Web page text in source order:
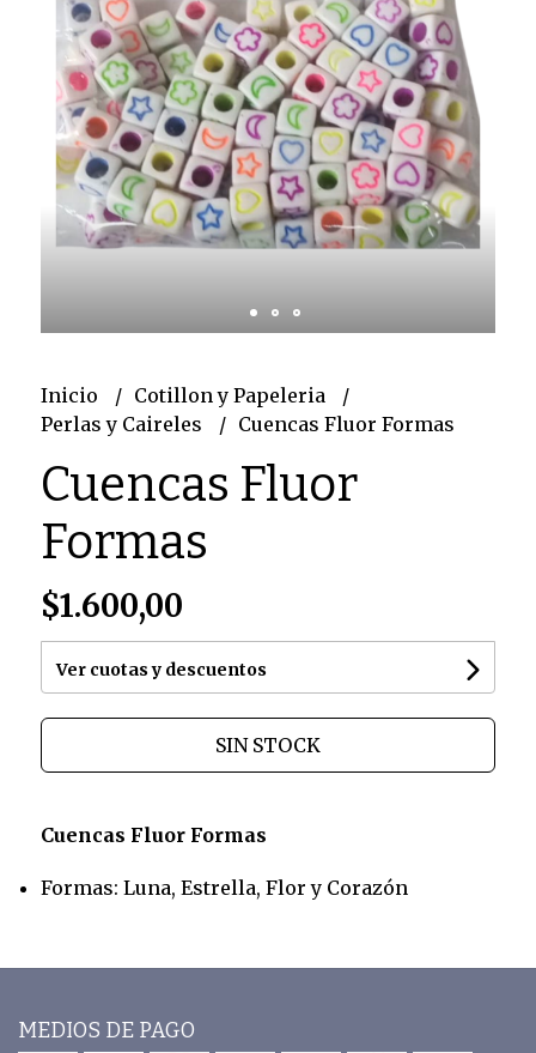
Inicio
Cotillon y Papeleria
Perlas y Caireles
Cuencas Fluor Formas
Cuencas Fluor
Formas
$1.600,00
Ver cuotas y descuentos
SIN STOCK
Cuencas Fluor Formas
Formas: Luna, Estrella, Flor y Corazón
MEDIOS DE PAGO